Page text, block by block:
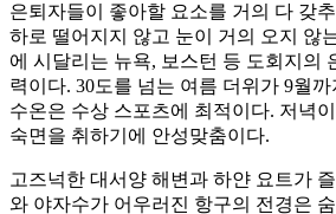
은퇴자들이 좋아할 요소를 거의 다 갖
하로 떨어지지 않고 눈이 거의 오지 않
에 시달리는 뉴욕, 보스턴 등 도회지의
력이다. 30도를 넘는 여름 더위가 9월
수온은 수상 스포츠에 최적이다. 저녁
숙면을 취하기에 안성맞춤이다.
고즈넉한 대서양 해변과 하얀 요트가
와 야자수가 어우러진 항구의 전경은